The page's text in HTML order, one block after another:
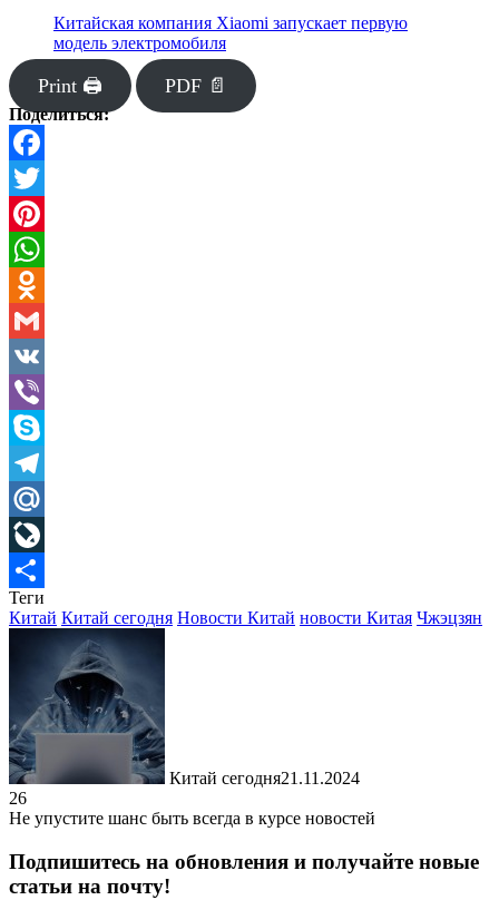
Китайская компания Xiaomi запускает первую
модель электромобиля
Print 🖨 PDF 📄
Поделиться:
Facebook
Twitter
Pinterest
WhatsApp
Odnoklassniki
Gmail
VK
Viber
Skype
Telegram
Mail.Ru
LiveJournal
Отправить
Теги
Китай Китай сегодня Новости Китай новости Китая Чжэцзян
Китай сегодня21.11.2024
26
Не упустите шанс быть всегда в курсе новостей
Подпишитесь на обновления и получайте новые
статьи на почту!